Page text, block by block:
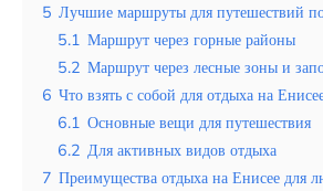
Кавказские Минеральные
Калининград
Крым
Сочи
5 Лучшие маршруты для путешествий
5.1 Маршрут через горные районы
5.2 Маршрут через лесные зоны и
6 Что взять с собой для отдыха на
6.1 Основные вещи для путешествия
6.2 Для активных видов отдыха
7 Преимущества отдыха на Енисее для